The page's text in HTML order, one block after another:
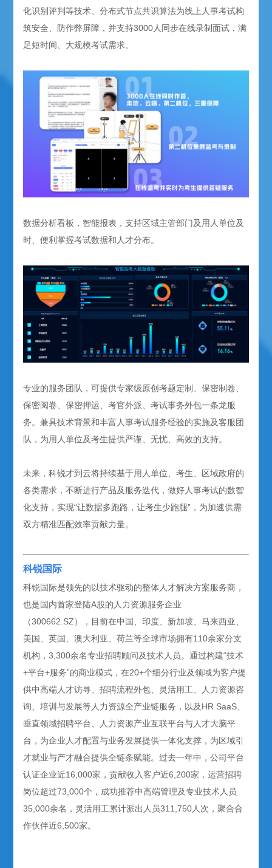
化识别评判等技术、分布式节点共识算法为线上人事考试构
筑安全、防作弊屏障，并支持3000人同步在线录制面试，满
足短时间、大规模考试需求。
数据分析看板，智能报表，支持区域主管部门及用人单位及
时、便利掌握考试数据和人才分布。
专业的服务团队，可提供专家级原创考题定制、保密制卷、
保密阅卷、保密押运、考官外派、考试事务外包一条龙服
务。兼具技术背景和丰富人事考试服务经验的实施及客服团
队，为用人单位及考生提供严谨、无忧、高效的支持。
未来，科锐才到云将持续基于用人单位、考生、区域政府的
各类需求，不断进行产品及服务迭代，做好人事考试的数智
化支持，实现“让数据多跑路，让考生少跑腿”，为加速供需
双方精准匹配效率贡献力量。
科锐国际
科锐国际是领先的以技术驱动的整体人才解决方案服务商，
也是国内首家登陆A股的人力资源服务企业
（300662.SZ），目前在中国、印度、新加坡、马来西亚、
美国、英国、澳大利亚、荷兰等全球市场拥有110余家分支
机构，3,300余名专业招聘顾问及技术人员。通过构建“技术
+平台+服务”的商业模式，在20+个细分行业及领域为客户提
供中高端人才访寻、招聘流程外包、灵活用工、人力资源咨
询、培训与发展等人力资源全产业链服务，以及HR SaaS、
垂直领域招聘平台、人力资源产业互联平台与人才大脑平
台，为企业人才配置与业务发展提供一体化支撑，为区域引
才就业与产才融合提供全链条赋能。过去一年中，公司平台
认证企业近16,000家，贡献收入客户近6,200家，运营招聘
岗位超过73,000个，成功推荐中高端管理及专业技术人员
35,000余名，灵活用工累计派出人员311,750人次，聚合合
作伙伴近6,500家。